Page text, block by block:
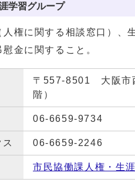
学習グループ
人権に関する相談窓口）、
金に関すること。
〒557-8501 大阪市
階）
06-6659-9734
06-6659-2246
市民協働課人権・生